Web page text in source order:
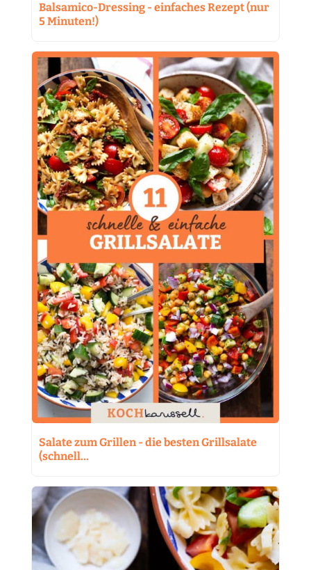
Balsamico-Dressing - einfaches Rezept (nur
5 Minuten!)
Salate zum Grillen - die besten Grillsalate
(schnell…